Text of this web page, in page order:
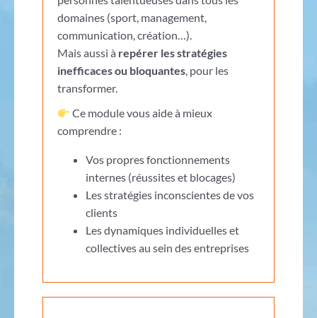
domaines (sport, management,
communication, création…).
Mais aussi à repérer les stratégies
inefficaces ou bloquantes, pour les
transformer.
Ce module vous aide à mieux
comprendre :
Vos propres fonctionnements
internes (réussites et blocages)
Les stratégies inconscientes de vos
clients
Les dynamiques individuelles et
collectives au sein des entreprises